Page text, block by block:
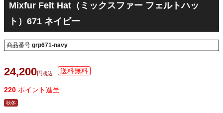
Mixfur Felt Hat（ミックスファー フェルトハッ
ト）671 ネイビー
商品番号 grp671-navy
24,200 税込
220 ポイント進呈
秋冬